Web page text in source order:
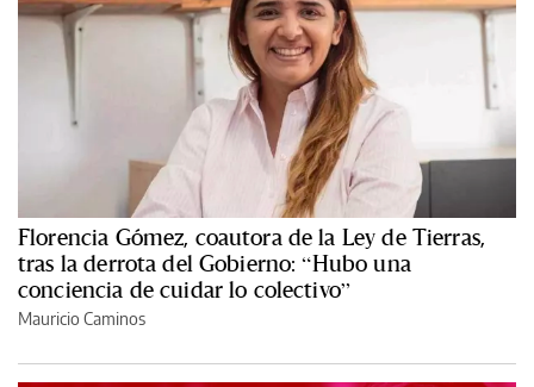
Florencia Gómez, coautora de la Ley de Tierras,
tras la derrota del Gobierno: “Hubo una
conciencia de cuidar lo colectivo”
Mauricio Caminos